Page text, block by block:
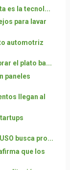
es la tecnol...
para lavar
automotriz
el plato ba...
paneles
llegan al
busca pro...
que los